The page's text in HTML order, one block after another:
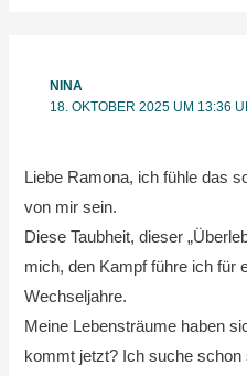
NINA
18. OKTOBER 2025 UM 13:36
Liebe Ramona, ich fühle das
von mir sein.
Diese Taubheit, dieser
mich, den Kampf führe ich für
Wechseljahre.
Meine Lebensträume haben
kommt jetzt? Ich suche schon